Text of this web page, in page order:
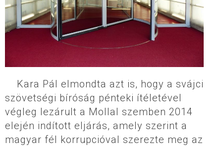
Kara Pál elmondta azt is, hogy a svájci
szövetségi bíróság pénteki ítéletével
végleg lezárult a Mollal szemben 2014
elején indított eljárás, amely szerint a
magyar fél korrupcióval szerezte meg az